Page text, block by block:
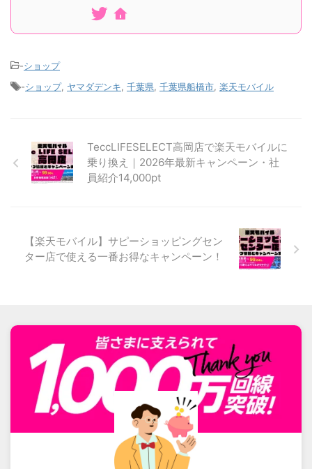
-ショップ
-ショップ, ヤマダデンキ 千葉県 千葉県船橋市 楽天モバイル
TeccLIFESELECT高岡店で楽天モバイルに
乗り換え｜2026年最新キャンペーン・社
員紹介14,000pt
【楽天モバイル】サピーショッピングセン
ター店で使える一番お得なキャンペーン！